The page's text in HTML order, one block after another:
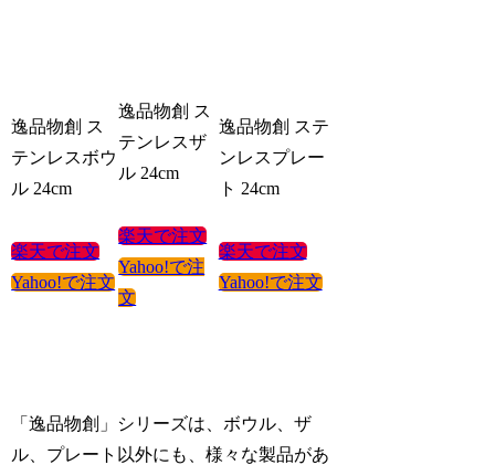
逸品物創 ス
テンレスボウ
ル 24cm
楽天で注文
Yahoo!で注文
逸品物創 ス
テンレスザ
ル 24cm
楽天で注文
Yahoo!で注
文
逸品物創 ステ
ンレスプレー
ト 24cm
楽天で注文
Yahoo!で注文
「逸品物創」シリーズは、ボウル、ザ
ル、プレート以外にも、様々な製品があ